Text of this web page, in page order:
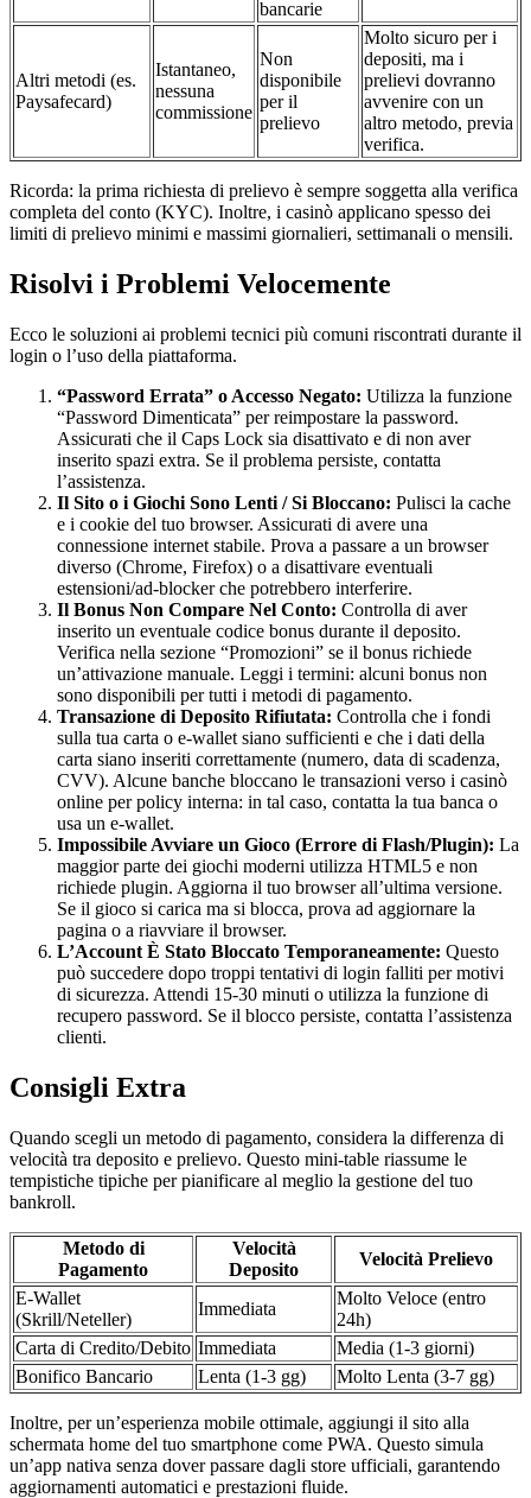
bancarie
Altri metodi (es.
Paysafecard)
Istantaneo,
nessuna
commissione
Non
disponibile
per il
prelievo
Molto sicuro per i
depositi, ma i
prelievi dovranno
avvenire con un
altro metodo, previa
verifica.
Ricorda: la prima richiesta di prelievo è sempre soggetta alla verifica
completa del conto (KYC). Inoltre, i casinò applicano spesso dei
limiti di prelievo minimi e massimi giornalieri, settimanali o mensili.
Risolvi i Problemi Velocemente
Ecco le soluzioni ai problemi tecnici più comuni riscontrati durante il
login o l’uso della piattaforma.
“Password Errata” o Accesso Negato: Utilizza la funzione
“Password Dimenticata” per reimpostare la password.
Assicurati che il Caps Lock sia disattivato e di non aver
inserito spazi extra. Se il problema persiste, contatta
l’assistenza.
Il Sito o i Giochi Sono Lenti / Si Bloccano: Pulisci la cache
e i cookie del tuo browser. Assicurati di avere una
connessione internet stabile. Prova a passare a un browser
diverso (Chrome, Firefox) o a disattivare eventuali
estensioni/ad-blocker che potrebbero interferire.
Il Bonus Non Compare Nel Conto: Controlla di aver
inserito un eventuale codice bonus durante il deposito.
Verifica nella sezione “Promozioni” se il bonus richiede
un’attivazione manuale. Leggi i termini: alcuni bonus non
sono disponibili per tutti i metodi di pagamento.
Transazione di Deposito Rifiutata: Controlla che i fondi
sulla tua carta o e-wallet siano sufficienti e che i dati della
carta siano inseriti correttamente (numero, data di scadenza,
CVV). Alcune banche bloccano le transazioni verso i casinò
online per policy interna: in tal caso, contatta la tua banca o
usa un e-wallet.
Impossibile Avviare un Gioco (Errore di Flash/Plugin): La
maggior parte dei giochi moderni utilizza HTML5 e non
richiede plugin. Aggiorna il tuo browser all’ultima versione.
Se il gioco si carica ma si blocca, prova ad aggiornare la
pagina o a riavviare il browser.
L’Account È Stato Bloccato Temporaneamente: Questo
può succedere dopo troppi tentativi di login falliti per motivi
di sicurezza. Attendi 15-30 minuti o utilizza la funzione di
recupero password. Se il blocco persiste, contatta l’assistenza
clienti.
Consigli Extra
Quando scegli un metodo di pagamento, considera la differenza di
velocità tra deposito e prelievo. Questo mini-table riassume le
tempistiche tipiche per pianificare al meglio la gestione del tuo
bankroll.
Metodo di
Pagamento
Velocità
Deposito
Velocità Prelievo
E-Wallet
(Skrill/Neteller)
Immediata
Molto Veloce (entro
24h)
Carta di Credito/Debito Immediata
Media (1-3 giorni)
Bonifico Bancario
Lenta (1-3 gg) Molto Lenta (3-7 gg)
Inoltre, per un’esperienza mobile ottimale, aggiungi il sito alla
schermata home del tuo smartphone come PWA. Questo simula
un’app nativa senza dover passare dagli store ufficiali, garantendo
aggiornamenti automatici e prestazioni fluide.